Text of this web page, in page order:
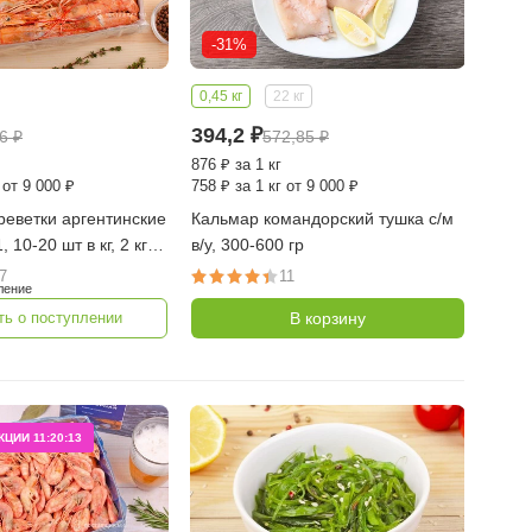
₽
от 9 000 ₽
аргентинские
10-20 шт в кг, 2 кг
о поступлении
-31%
0,45 кг 22 кг
394,2 ₽572,85₽
876 ₽ за 1 кг
758 ₽ за 1 кг от 9 000 ₽
Кальмар командорский тушка с/м
в/у, 300-600 гр
11
В корзину
11:20:12